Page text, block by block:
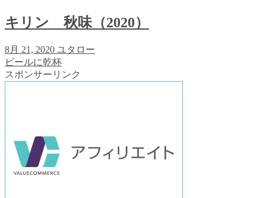
キリン 秋味（2020）
8月 21, 2020 ユタロー
ビールに乾杯
スポンサーリンク